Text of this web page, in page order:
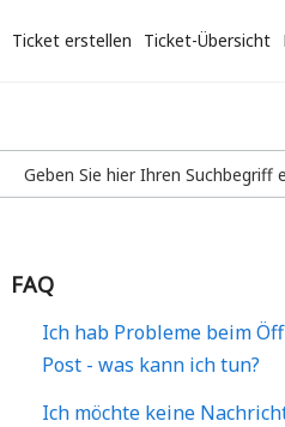
Ticket erstellen Ticket-Übersicht
FAQ
Ich hab Probleme beim
Post - was kann ich tun?
Ich möchte keine